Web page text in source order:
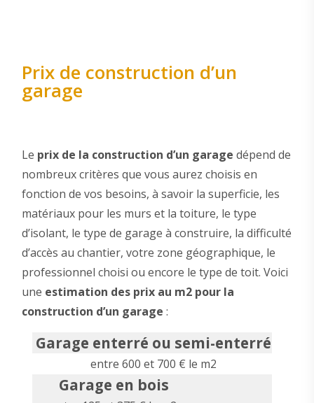
Prix de construction d’un
garage
Le prix de la construction d’un garage dépend de
nombreux critères que vous aurez choisis en
fonction de vos besoins, à savoir la superficie, les
matériaux pour les murs et la toiture, le type
d’isolant, le type de garage à construire, la difficulté
d’accès au chantier, votre zone géographique, le
professionnel choisi ou encore le type de toit. Voici
une estimation des prix au m2 pour la
construction d’un garage :
Garage enterré ou semi-enterré
entre 600 et 700 € le m2
Garage en bois